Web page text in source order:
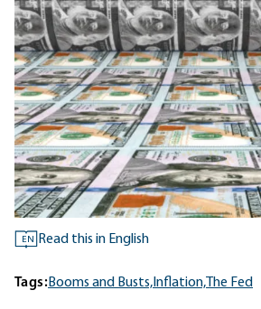
EN Read this in English
Tags:Booms and Busts, Inflation, The Fed